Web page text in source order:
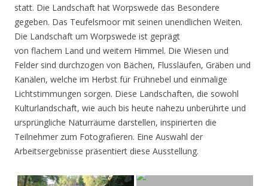
statt. Die Landschaft hat Worpswede das Besondere
gegeben. Das Teufelsmoor mit seinen unendlichen Weiten.
Die Landschaft um Worpswede ist geprägt
von flachem Land und weitem Himmel. Die Wiesen und
Felder sind durchzogen von Bächen, Flussläufen, Gräben und
Kanälen, welche im Herbst für Frühnebel und einmalige
Lichtstimmungen sorgen. Diese Landschaften, die sowohl
Kulturlandschaft, wie auch bis heute nahezu unberührte und
ursprüngliche Naturräume darstellen, inspirierten die
Teilnehmer zum Fotografieren. Eine Auswahl der
Arbeitsergebnisse präsentiert diese Ausstellung.